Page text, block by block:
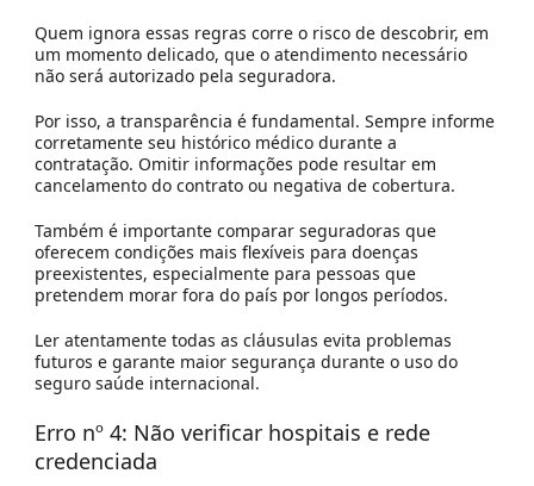
Quem ignora essas regras corre o risco de descobrir, em
um momento delicado, que o atendimento necessário
não será autorizado pela seguradora.
Por isso, a transparência é fundamental. Sempre informe
corretamente seu histórico médico durante a
contratação. Omitir informações pode resultar em
cancelamento do contrato ou negativa de cobertura.
Também é importante comparar seguradoras que
oferecem condições mais flexíveis para doenças
preexistentes, especialmente para pessoas que
pretendem morar fora do país por longos períodos.
Ler atentamente todas as cláusulas evita problemas
futuros e garante maior segurança durante o uso do
seguro saúde internacional.
Erro nº 4: Não verificar hospitais e rede
credenciada